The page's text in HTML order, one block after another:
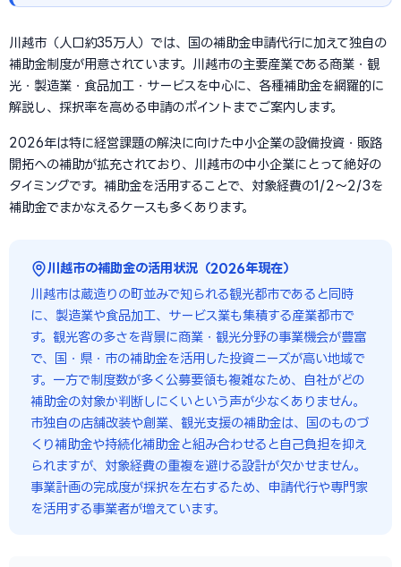
川越市（人口約35万人）では、国の補助金申請代行に加えて独自の
補助金制度が用意されています。川越市の主要産業である商業・観
光・製造業・食品加工・サービスを中心に、各種補助金を網羅的に
解説し、採択率を高める申請のポイントまでご案内します。
2026年は特に経営課題の解決に向けた中小企業の設備投資・販路
開拓への補助が拡充されており、川越市の中小企業にとって絶好の
タイミングです。補助金を活用することで、対象経費の1/2〜2/3を
補助金でまかなえるケースも多くあります。
川越市の補助金の活用状況（2026年現在）
川越市は蔵造りの町並みで知られる観光都市であると同時
に、製造業や食品加工、サービス業も集積する産業都市で
す。観光客の多さを背景に商業・観光分野の事業機会が豊富
で、国・県・市の補助金を活用した投資ニーズが高い地域で
す。一方で制度数が多く公募要領も複雑なため、自社がどの
補助金の対象か判断しにくいという声が少なくありません。
市独自の店舗改装や創業、観光支援の補助金は、国のものづ
くり補助金や持続化補助金と組み合わせると自己負担を抑え
られますが、対象経費の重複を避ける設計が欠かせません。
事業計画の完成度が採択を左右するため、申請代行や専門家
を活用する事業者が増えています。